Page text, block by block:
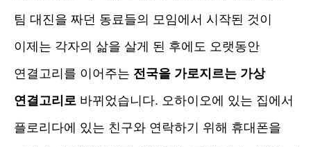
팀 대진을 짜던 동료들의 모임에서 시작된 것이
이제는 각자의 삶을 살게 된 후에도 오랫동안
연결고리를 이어주는 전국을 가로지르는 가상
연결고리로 바뀌었습니다. 오하이오에 있는 집에서
플로리다에 있는 친구와 연락하기 위해 휴대폰을